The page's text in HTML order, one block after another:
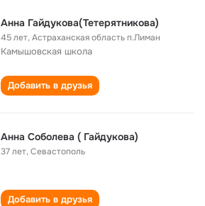
Анна Гайдукова(Тетерятникова)
45 лет,Астраханская область п.Лиман
Камышовская школа
Добавить в друзья
Анна Соболева ( Гайдукова)
37 лет,Севастополь
Добавить в друзья